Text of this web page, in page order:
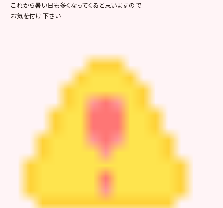
これから暑い日も多くなってくると思いますので
お気を付け下さい